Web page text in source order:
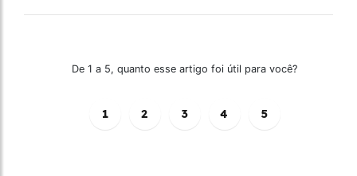
De 1 a 5, quanto esse artigo foi útil para você?
1 2 3 4 5